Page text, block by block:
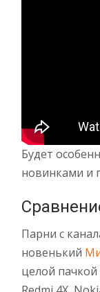
Будет
новинками и
Парни с
новенький
целой пачкой